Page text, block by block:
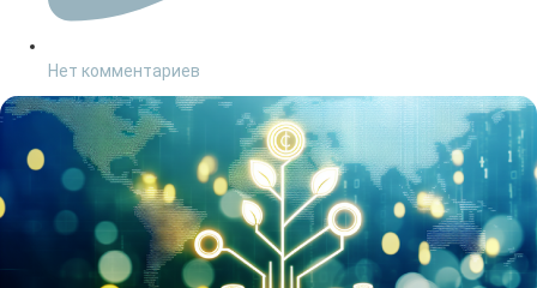
Нет комментариев